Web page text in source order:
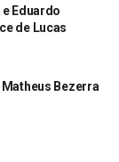
Eduardo
de Lucas
Bezerra